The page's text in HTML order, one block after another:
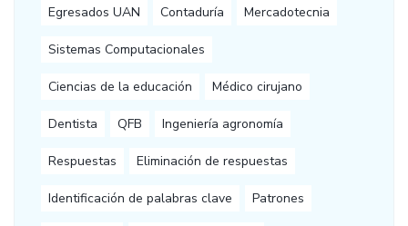
Egresados UAN Contaduría Mercadotecnia
Sistemas Computacionales
Ciencias de la educación Médico cirujano
Dentista QFB Ingeniería agronomía
Respuestas Eliminación de respuestas
Identificación de palabras clave Patrones